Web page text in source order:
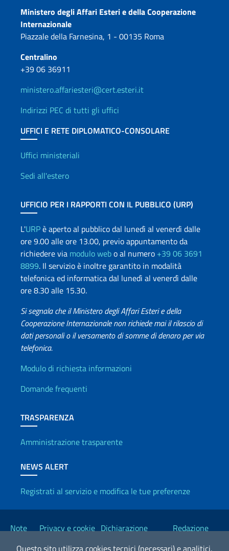
Questo sito utilizza cookies tecnici (necessari) e analitici.
Contatti
Ministero degli Affari Esteri e della Cooperazione
Internazionale
Piazzale della Farnesina, 1 - 00135 Roma
Centralino
+39 06 36911
ministero.affariesteri@cert.esteri.it
Indirizzi PEC di tutti gli uffici
UFFICI E RETE DIPLOMATICO-CONSOLARE
Uffici e Rete diplomatica
Uffici ministeriali
Sedi all'estero
UFFICIO PER I RAPPORTI CON IL PUBBLICO (URP)
L'URPè aperto al pubblico dal lunedì al venerdì dalle
ore 9.00 alle ore 13.00, previo appuntamento da
richiedere via modulo webo al numero +39 06 3691
8899. Il servizio è inoltre garantito in modalità
telefonica ed informatica dal lunedì al venerdì dalle
ore 8.30 alle 15.30.
Si segnala che il Ministero degli Affari Esteri e della
Cooperazione Internazionale non richiede mai il rilascio di
dati personali o il versamento di somme di denaro per via
telefonica.
Info utili
Modulo di richiesta informazioni
Domande frequenti
TRASPARENZA
Amministrazione trasparente
NEWS ALERT
Registrati al servizio e modifica le tue preferenze
Link Utili
Note
Privacy e cookie Dichiarazione
Redazione